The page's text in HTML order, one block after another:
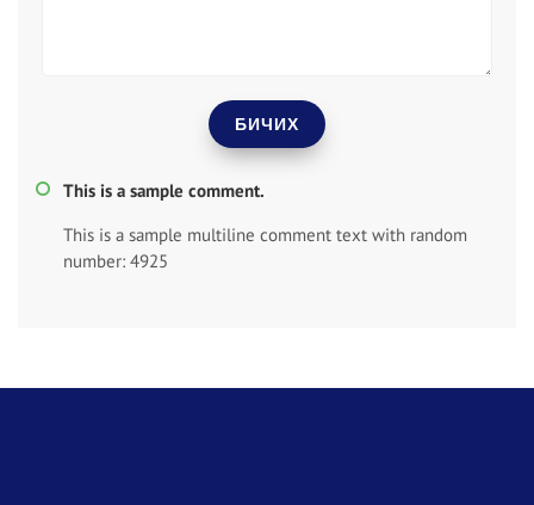
БИЧИХ
This is a sample comment.
This is a sample multiline comment text with random
number: 4925